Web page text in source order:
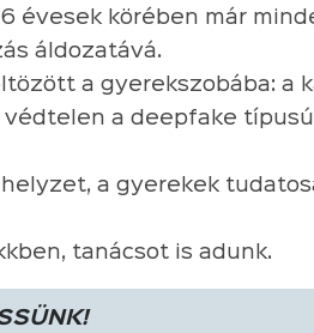
évesek körében már
áldozatává.
a gyerekszobába: a
védtelen a deepfake típusú
a gyerekek
tanácsot is adunk.